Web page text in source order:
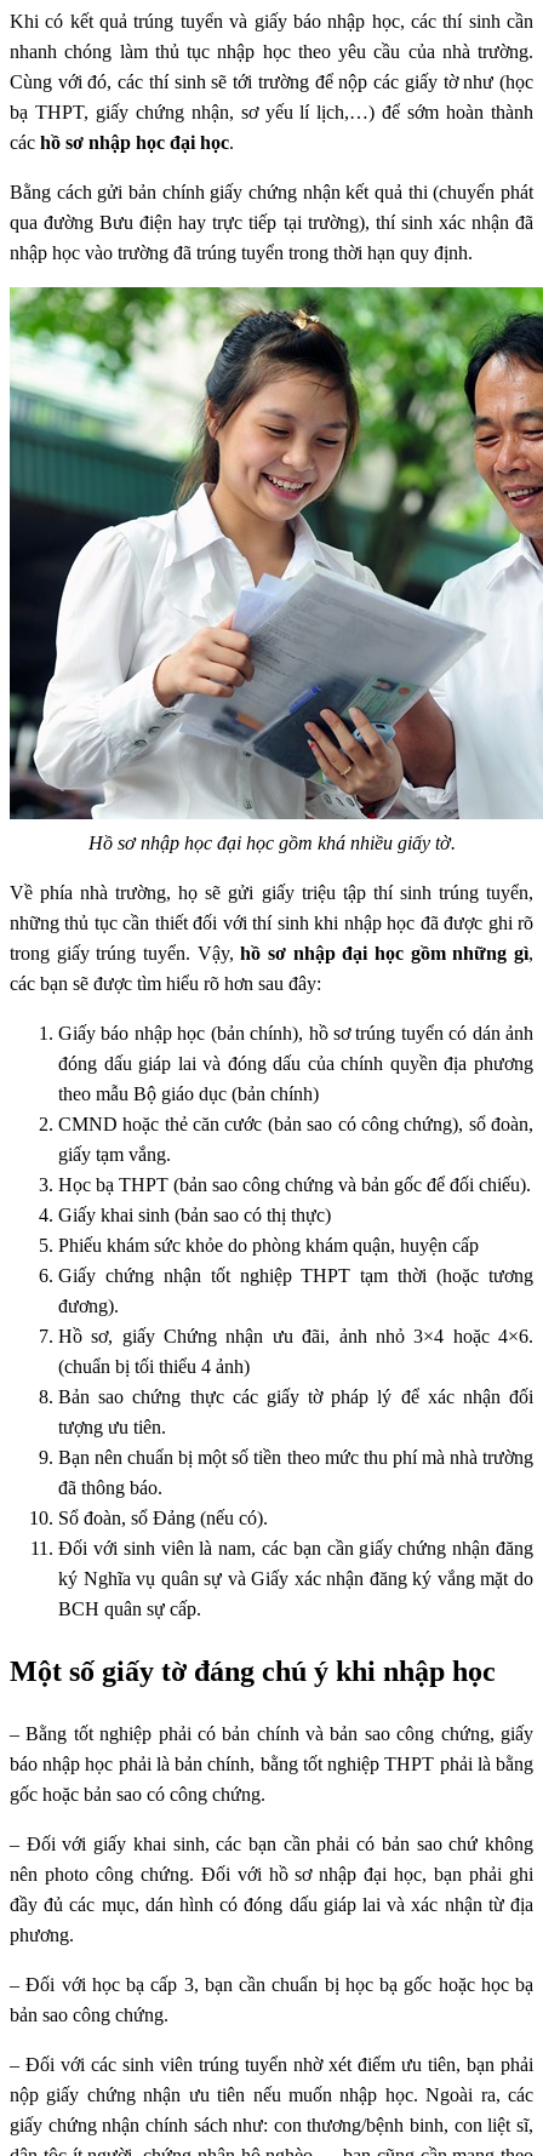
Khi có kết quả trúng tuyển và giấy báo nhập học, các thí sinh cần
nhanh chóng làm thủ tục nhập học theo yêu cầu của nhà trường.
Cùng với đó, các thí sinh sẽ tới trường để nộp các giấy tờ như (học
bạ THPT, giấy chứng nhận, sơ yếu lí lịch,…) để sớm hoàn thành
các hồ sơ nhập học đại học.
Bằng cách gửi bản chính giấy chứng nhận kết quả thi (chuyển phát
qua đường Bưu điện hay trực tiếp tại trường), thí sinh xác nhận đã
nhập học vào trường đã trúng tuyển trong thời hạn quy định.
Hồ sơ nhập học đại học gồm khá nhiều giấy tờ.
Về phía nhà trường, họ sẽ gửi giấy triệu tập thí sinh trúng tuyển,
những thủ tục cần thiết đối với thí sinh khi nhập học đã được ghi rõ
trong giấy trúng tuyển. Vậy,hồ sơ nhập đại học gồm những gì,
các bạn sẽ được tìm hiểu rõ hơn sau đây:
Giấy báo nhập học (bản chính), hồ sơ trúng tuyển có dán ảnh
đóng dấu giáp lai và đóng dấu của chính quyền địa phương
theo mẫu Bộ giáo dục (bản chính)
CMND hoặc thẻ căn cước (bản sao có công chứng), sổ đoàn,
giấy tạm vắng.
Học bạ THPT (bản sao công chứng và bản gốc để đối chiếu).
Giấy khai sinh (bản sao có thị thực)
Phiếu khám sức khỏe do phòng khám quận, huyện cấp
Giấy chứng nhận tốt nghiệp THPT tạm thời (hoặc tương
đương).
Hồ sơ, giấy Chứng nhận ưu đãi, ảnh nhỏ 3×4 hoặc 4×6.
(chuẩn bị tối thiểu 4 ảnh)
Bản sao chứng thực các giấy tờ pháp lý để xác nhận đối
tượng ưu tiên.
Bạn nên chuẩn bị một số tiền theo mức thu phí mà nhà trường
đã thông báo.
Sổ đoàn, sổ Đảng (nếu có).
Đối với sinh viên là nam, các bạn cần giấy chứng nhận đăng
ký Nghĩa vụ quân sự và Giấy xác nhận đăng ký vắng mặt do
BCH quân sự cấp.
Một số giấy tờ đáng chú ý khi nhập học
– Bằng tốt nghiệp phải có bản chính và bản sao công chứng, giấy
báo nhập học phải là bản chính, bằng tốt nghiệp THPT phải là bằng
gốc hoặc bản sao có công chứng.
– Đối với giấy khai sinh, các bạn cần phải có bản sao chứ không
nên photo công chứng. Đối với hồ sơ nhập đại học, bạn phải ghi
đầy đủ các mục, dán hình có đóng dấu giáp lai và xác nhận từ địa
phương.
– Đối với học bạ cấp 3, bạn cần chuẩn bị học bạ gốc hoặc học bạ
bản sao công chứng.
– Đối với các sinh viên trúng tuyển nhờ xét điểm ưu tiên, bạn phải
nộp giấy chứng nhận ưu tiên nếu muốn nhập học. Ngoài ra, các
giấy chứng nhận chính sách như: con thương/bệnh binh, con liệt sĩ,